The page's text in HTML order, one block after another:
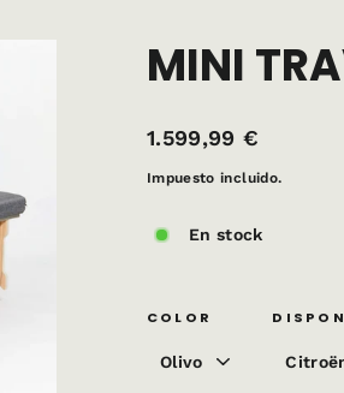
MINI
Precio
1.599,99 €
Impuesto incluido.
En stock
COLOR